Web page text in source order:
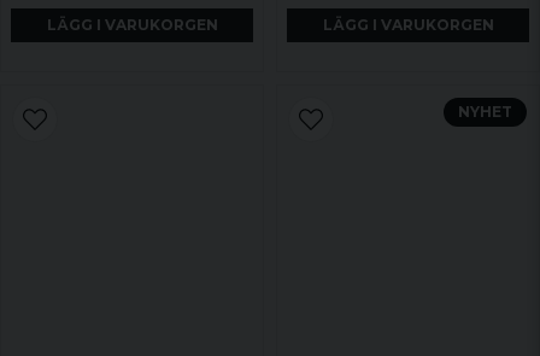
LÄGG I VARUKORGEN LÄGG I VARUKORGEN
NYHET